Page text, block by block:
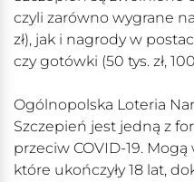
czyli zarówno wygrane
zł), jak i nagrody w
czy gotówki (50 tys. zł,
Ogólnopolska Loteria
Szczepień jest jedną z
przeciw COVID-19.
które ukończyły 18 lat,